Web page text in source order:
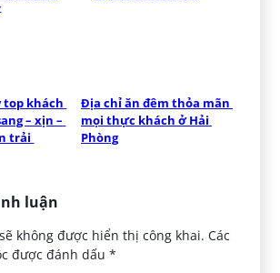
top khách
– xịn –
trải
Địa chỉ ăn đêm thỏa mãn
mọi thực khách ở Hải
Phòng
luận
không được hiển thị công khai. Các
được đánh dấu*